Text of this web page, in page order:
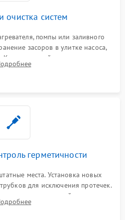
очистка систем
помпы или заливного
засоров в улитке насоса,
Компонентный ремонт платы
поврежденной проводки.
герметичности
места. Установка новых
для исключения протечек.
гидравлической системы,
датчика поплавка.